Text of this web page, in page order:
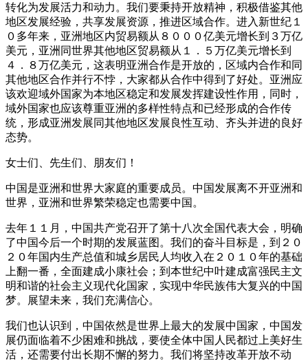
转化为发展活力和动力。我们要秉持开放精神，积极借鉴其他
地区发展经验，共享发展资源，推进区域合作。进入新世纪１
０多年来，亚洲地区内贸易额从８０００亿美元增长到３万亿
美元，亚洲同世界其他地区贸易额从１．５万亿美元增长到
４．８万亿美元，这表明亚洲合作是开放的，区域内合作和同
其他地区合作并行不悖，大家都从合作中得到了好处。亚洲应
该欢迎域外国家为本地区稳定和发展发挥建设性作用，同时，
域外国家也应该尊重亚洲的多样性特点和已经形成的合作传
统，形成亚洲发展同其他地区发展良性互动、齐头并进的良好
态势。
女士们、先生们、朋友们！
中国是亚洲和世界大家庭的重要成员。中国发展离不开亚洲和
世界，亚洲和世界繁荣稳定也需要中国。
去年１１月，中国共产党召开了第十八次全国代表大会，明确
了中国今后一个时期的发展蓝图。我们的奋斗目标是，到２０
２０年国内生产总值和城乡居民人均收入在２０１０年的基础
上翻一番，全面建成小康社会；到本世纪中叶建成富强民主文
明和谐的社会主义现代化国家，实现中华民族伟大复兴的中国
梦。展望未来，我们充满信心。
我们也认识到，中国依然是世界上最大的发展中国家，中国发
展仍面临着不少困难和挑战，要使全体中国人民都过上美好生
活，还需要付出长期不懈的努力。我们将坚持改革开放不动